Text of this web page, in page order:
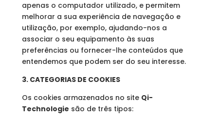
apenas o computador utilizado, e permitem
melhorar a sua experiência de navegação e
utilização, por exemplo, ajudando-nos a
associar o seu equipamento às suas
preferências ou fornecer-lhe conteúdos que
entendemos que podem ser do seu interesse.
3. CATEGORIAS DE COOKIES
Os cookies armazenados no site Qi-
Technologie são de três tipos: